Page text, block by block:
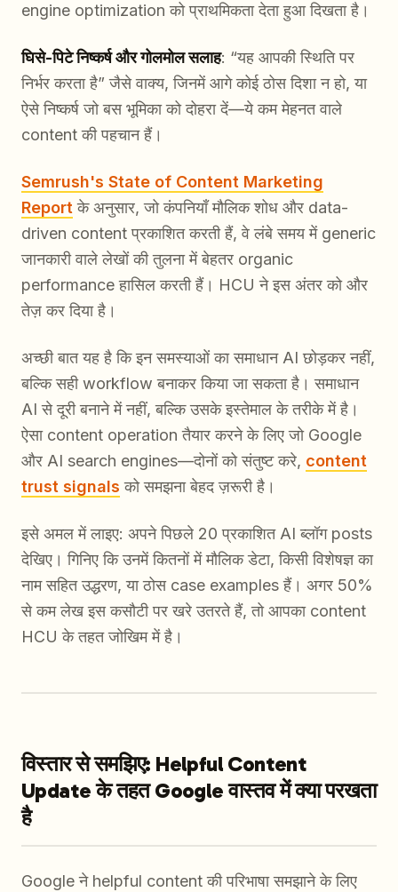
engine optimization को प्राथमिकता देता हुआ दिखता है।
घिसे-पिटे निष्कर्ष और गोलमोल सलाह: “यह आपकी स्थिति पर
निर्भर करता है” जैसे वाक्य, जिनमें आगे कोई ठोस दिशा न हो, या
ऐसे निष्कर्ष जो बस भूमिका को दोहरा दें—ये कम मेहनत वाले
content की पहचान हैं।
Semrush's State of Content Marketing
Report के अनुसार, जो कंपनियाँ मौलिक शोध और data-
driven content प्रकाशित करती हैं, वे लंबे समय में generic
जानकारी वाले लेखों की तुलना में बेहतर organic
performance हासिल करती हैं। HCU ने इस अंतर को और
तेज़ कर दिया है।
अच्छी बात यह है कि इन समस्याओं का समाधान AI छोड़कर नहीं,
बल्कि सही workflow बनाकर किया जा सकता है। समाधान
AI से दूरी बनाने में नहीं, बल्कि उसके इस्तेमाल के तरीके में है।
ऐसा content operation तैयार करने के लिए जो Google
और AI search engines—दोनों को संतुष्ट करे, content
trust signals को समझना बेहद ज़रूरी है।
इसे अमल में लाइए: अपने पिछले 20 प्रकाशित AI ब्लॉग posts
देखिए। गिनिए कि उनमें कितनों में मौलिक डेटा, किसी विशेषज्ञ का
नाम सहित उद्धरण, या ठोस case examples हैं। अगर 50%
से कम लेख इस कसौटी पर खरे उतरते हैं, तो आपका content
HCU के तहत जोखिम में है।
विस्तार से समझिए: Helpful Content
Update के तहत Google वास्तव में क्या परखता
है
Google ने helpful content की परिभाषा समझाने के लिए